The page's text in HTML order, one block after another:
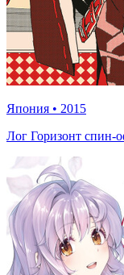
Япония • 2015
Лог Горизонт спин-